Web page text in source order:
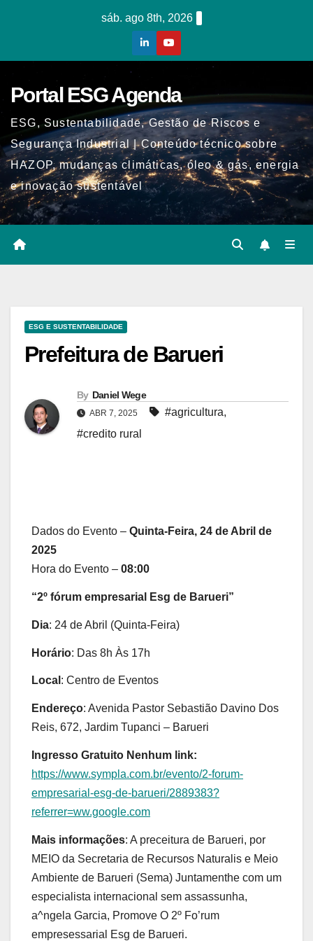
sáb. ago 8th, 2026
Portal ESG Agenda
ESG, Sustentabilidade, Gestão de Riscos e
Segurança Industrial | Conteúdo técnico sobre
HAZOP, mudanças climáticas, óleo & gás, energia
e inovação sustentável
ESG E SUSTENTABILIDADE
Prefeitura de Barueri
By Daniel Wege
ABR 7, 2025 #agricultura,
#credito rural
Dados do Evento – Quinta-Feira, 24 de Abril de
2025
Hora do Evento – 08:00
“2º fórum empresarial Esg de Barueri”
Dia: 24 de Abril (Quinta-Feira)
Horário: Das 8h Às 17h
Local : Centro de Eventos
Endereço: Avenida Pastor Sebastião Davino Dos
Reis, 672, Jardim Tupanci – Barueri
Ingresso Gratuito Nenhum link:
https://www.sympla.com.br/evento/2-forum-
empresarial-esg-de-barueri/2889383?
referrer=ww.google.com
Mais informações: A preceitura de Barueri, por
MEIO da Secretaria de Recursos Naturalis e Meio
Ambiente de Barueri (Sema) Juntamenthe com um
especialista internacional sem assassunha,
a^ngela Garcia, Promove O 2º Fo’rum
empresessarial Esg de Barueri.